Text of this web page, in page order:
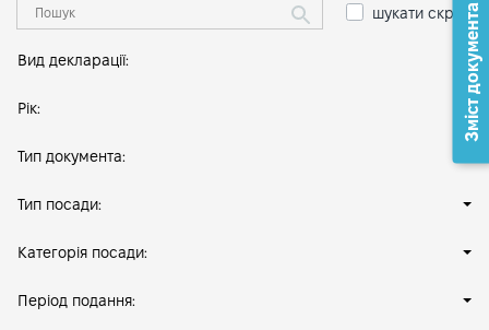
шукати скрізь
Вид декларації:
Рік:
Тип документа:
Тип посади:
Категорія посади:
Період подання:
Зміст документа